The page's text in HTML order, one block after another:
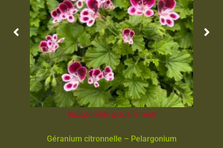
Indisponible actuellement
Géranium citronnelle – Pelargonium